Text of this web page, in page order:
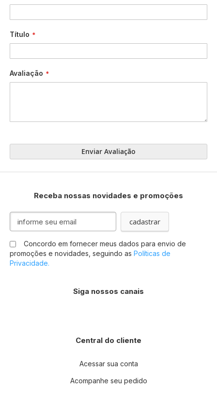
Título
Avaliação
Enviar Avaliação
Receba nossas novidades e promoções
Inscreva-
nossa
Newsletter:
cadastrar
Concordo em fornecer meus dados para envio de
promoções e novidades, seguindo as Políticas de
Privacidade.
Siga nossos canais
Central do cliente
Acessar sua conta
Acompanhe seu pedido